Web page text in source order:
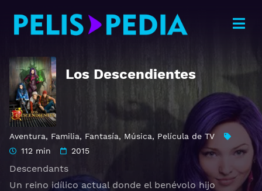
Los Descendientes
Aventura, Familia, Fantasía, Música, Película de TV
112 min
2015
Descendants
Un reino idílico actual donde el benévolo hijo